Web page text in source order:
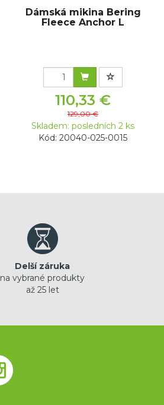
Dámská mikina Bering
Fleece Anchor L
110,33 €
129,00 €
Skladem: posledních 2 ks
Kód: 20040-025-0015
Delší záruka
na vybrané produkty
až 25 let